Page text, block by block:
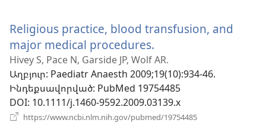
պատուհան)
Religious practice, blood transfusion, and
major medical procedures.
է
նոր
պատուհան)
Hivey S, Pace N, Garside JP, Wolf AR.
Աղբյուր‎: Paediatr Anaesth 2009;19(10):934-46.
Ինդեքսավորված‎: PubMed 19754485
DOI‎: 10.1111/j.1460-9592.2009.03139.x
https://www.ncbi.nlm.nih.gov/pubmed/19754485